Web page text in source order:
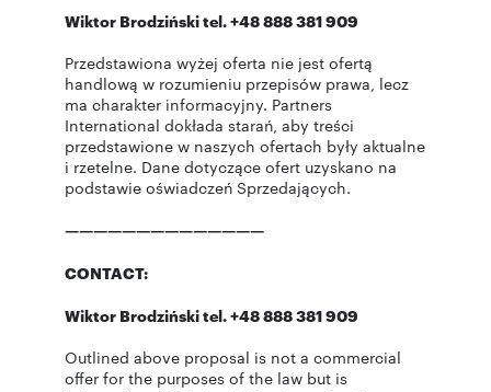
Wiktor Brodziński tel. +48 888 381 909
Przedstawiona wyżej oferta nie jest ofertą
handlową w rozumieniu przepisów prawa, lecz
ma charakter informacyjny. Partners
International dokłada starań, aby treści
przedstawione w naszych ofertach były aktualne
i rzetelne. Dane dotyczące ofert uzyskano na
podstawie oświadczeń Sprzedających.
——————————————
CONTACT:
Wiktor Brodziński tel. +48 888 381 909
Outlined above proposal is not a commercial
offer for the purposes of the law but is